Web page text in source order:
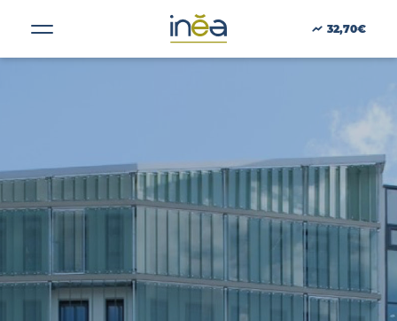
32,70€
PRESSE
INVESTISSEURS
PORTE-DOCUMENTS
GREEN BUILDING